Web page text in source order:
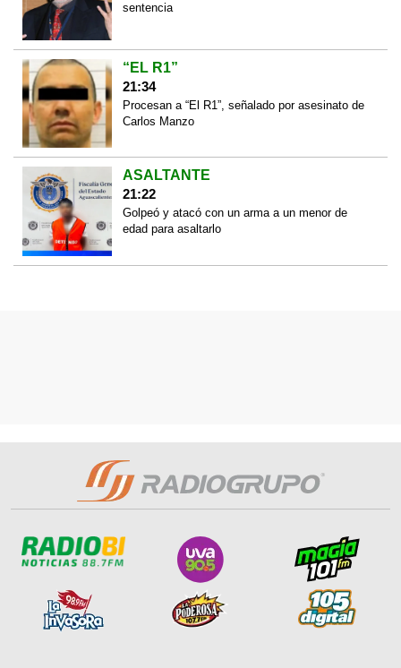
sentencia
“EL R1”
21:34
Procesan a “El R1”, señalado por asesinato de
Carlos Manzo
ASALTANTE
21:22
Golpeó y atacó con un arma a un menor de
edad para asaltarlo